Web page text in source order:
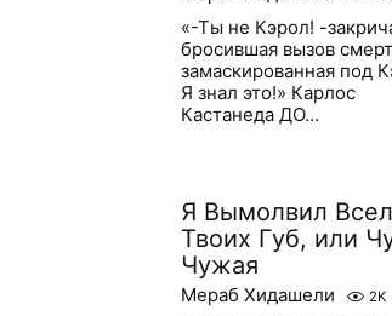
«-Ты не Кэрол! -
бросившая вызов
замаскированная под
Я знал это!» Карлос
Кастанеда ДО…
Я Вымолвил
Твоих Губ, или
Чужая
Мераб Хидашели 2K